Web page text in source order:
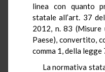
linea con quanto
statale all’art. 37
2012, n. 83
Paese), convertito,
comma 1, della
La normativa